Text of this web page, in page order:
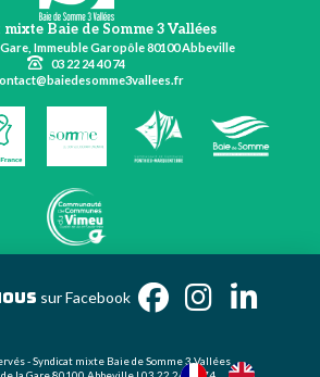
Baie de Somme 3 Vallées
Immeuble Garopôle 80100 Abbeville
03 22 24 40 74
sur Facebook
- Syndicat mixte Baie de Somme 3 Vallées